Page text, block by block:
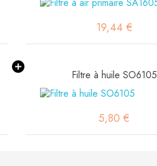
19,44 €
Filtre à huile SO6105
5,80 €